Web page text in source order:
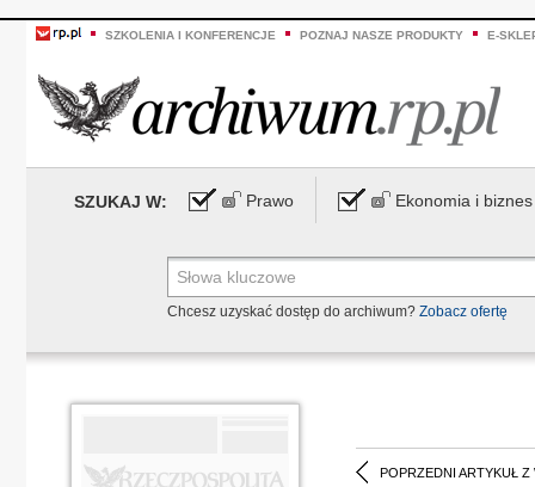
SZKOLENIA I KONFERENCJE POZNAJ NASZE PRODUKTY E-
SZUKAJ W: Prawo Ekonomia i biznes
Chcesz uzyskać dostęp do archiwum? Zobacz ofertę
POPRZEDNI ARTYKUŁ Z